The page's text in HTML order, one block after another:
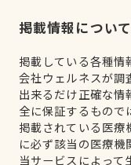
掲載情報について
掲載している各種情
会社ウェルネスが調
出来るだけ正確な情
全に保証するもので
掲載されている医療
に必ず該当の医療機
当サービスによって